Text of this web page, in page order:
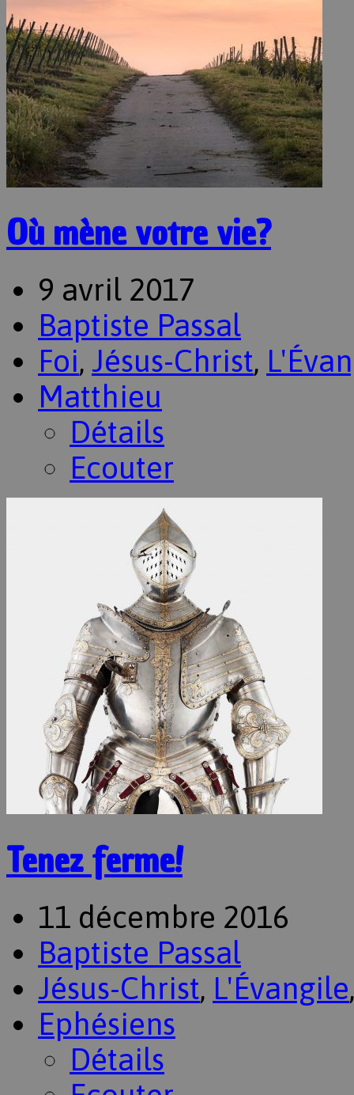
Où mène votre vie?
9 avril 2017
Baptiste Passal
Foi, Jésus-Christ,
Matthieu
Détails
Ecouter
Tenez ferme!
11 décembre 2016
Baptiste Passal
Jésus-Christ, L'Évangile
Ephésiens
Détails